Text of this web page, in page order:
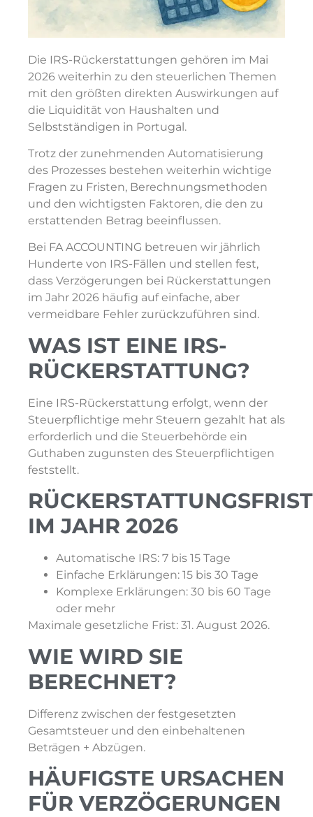
Die IRS-Rückerstattungen gehören im Mai
2026 weiterhin zu den steuerlichen Themen
mit den größten direkten Auswirkungen auf
die Liquidität von Haushalten und
Selbstständigen in Portugal.
Trotz der zunehmenden Automatisierung
des Prozesses bestehen weiterhin wichtige
Fragen zu Fristen, Berechnungsmethoden
und den wichtigsten Faktoren, die den zu
erstattenden Betrag beeinflussen.
Bei FA ACCOUNTING betreuen wir jährlich
Hunderte von IRS-Fällen und stellen fest,
dass Verzögerungen bei Rückerstattungen
im Jahr 2026 häufig auf einfache, aber
vermeidbare Fehler zurückzuführen sind.
WAS IST EINE IRS-
RÜCKERSTATTUNG?
Eine IRS-Rückerstattung erfolgt, wenn der
Steuerpflichtige mehr Steuern gezahlt hat als
erforderlich und die Steuerbehörde ein
Guthaben zugunsten des Steuerpflichtigen
feststellt.
IM JAHR 2026
Automatische IRS: 7 bis 15 Tage
Einfache Erklärungen: 15 bis 30 Tage
Komplexe Erklärungen: 30 bis 60 Tage
oder mehr
Maximale gesetzliche Frist: 31. August 2026.
WIE WIRD SIE
BERECHNET?
Differenz zwischen der festgesetzten
Gesamtsteuer und den einbehaltenen
Beträgen + Abzügen.
HÄUFIGSTE URSACHEN
FÜR VERZÖGERUNGEN